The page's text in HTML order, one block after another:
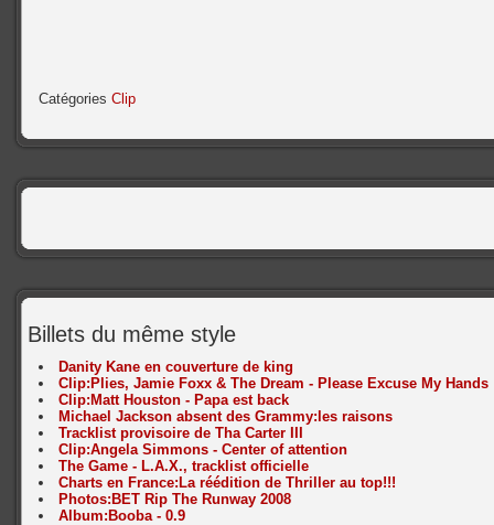
Catégories Clip
Billets du même style
Danity Kane en couverture de king
Clip:Plies, Jamie Foxx & The Dream - Please Excuse My Hands
Clip:Matt Houston - Papa est back
Michael Jackson absent des Grammy:les raisons
Tracklist provisoire de Tha Carter III
Clip:Angela Simmons - Center of attention
The Game - L.A.X., tracklist officielle
Charts en France:La réédition de Thriller au top!!!
Photos:BET Rip The Runway 2008
Album:Booba - 0.9